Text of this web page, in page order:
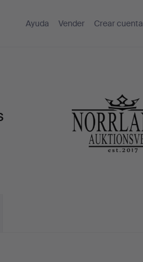
Ayuda Vender Crear cuenta